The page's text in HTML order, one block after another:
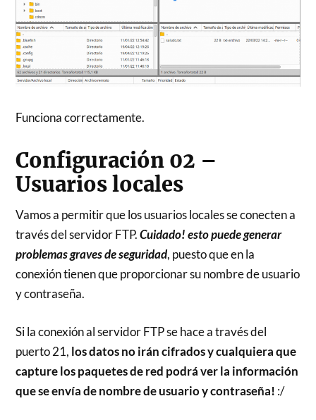
Funciona correctamente.
Configuración 02 –
Usuarios locales
Vamos a permitir que los usuarios locales se conecten a
través del servidor FTP.Cuidado! esto puede generar
problemas graves de seguridad, puesto que en la
conexión tienen que proporcionar su nombre de usuario
y contraseña.
Si la conexión al servidor FTP se hace a través del
puerto 21, los datos no irán cifrados y cualquiera que
capture los paquetes de red podrá ver la información
que se envía de nombre de usuario y contraseña! :/